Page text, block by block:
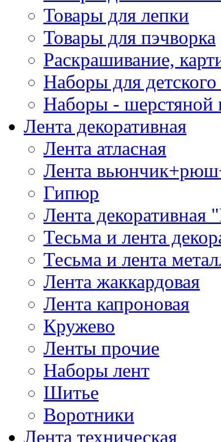
Товары для лепки
Товары для пэчворка
Раскрашивание,
Наборы для
Наборы - шерстяной
Лента декоративная
Лента атласная
Лента
Гипюр
Лента декоративная
Тесьма и лента
Тесьма и лента
Лента жаккардовая
Лента капроновая
Кружево
Ленты прочие
Наборы лент
Шитье
Воротники
Лента техническая